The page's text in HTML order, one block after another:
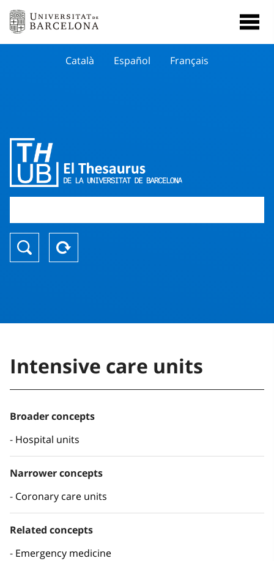
Català Español Français
Intensive care units
Broader concepts
Hospital units
Narrower concepts
Coronary care units
Related concepts
Emergency medicine